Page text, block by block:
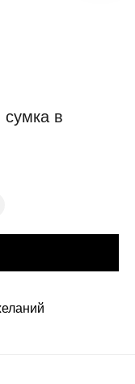
сумка в
Trapez, grey/blue